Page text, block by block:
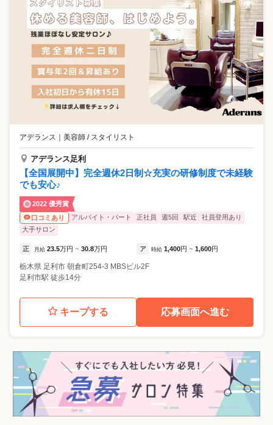
アデランス ｜ 美容師 / スタイリスト
アデランス足利
【全国展開中】完全週休2日制☆充実の研修制度で未経験
でも安心♪
2022 優秀賞
口コミあり
アルバイト・パート 正社員 週5回 駅近
社員登用あり
大手サロン
正 月給 23.5万円 ~ 30.8万円 ア 時給 1,400円 ~ 1,600円
栃木県 足利市 朝倉町254-3 MBSビル2F
足利市駅 徒歩14分
キープする 応募画面へ進む